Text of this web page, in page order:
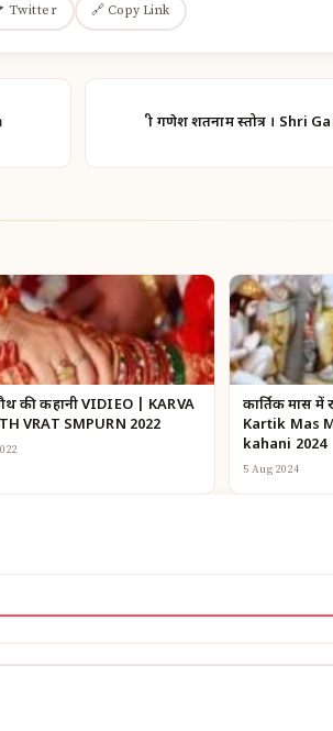
Twitter 🔗 Copy Link
श्री गणेश शतनाम स्तोत्र ।
की कहानी VIDIEO | KARVA
VRAT SMPURN 2022
कार्तिक मास में
Kartik Mas
kahani 2024
5 Aug 2024